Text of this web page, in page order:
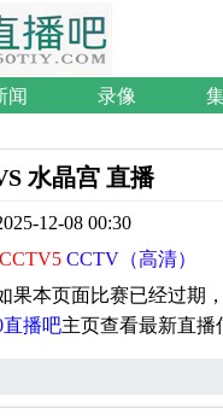
闻 录像
水晶宫 直播
12-08 00:30
CCTV5 CCTV（高清）
果本页面比赛已经过期
直播吧主页查看最新直播